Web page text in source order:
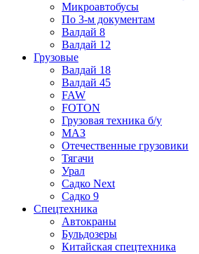
Микроавтобусы
По 3-м документам
Валдай 8
Валдай 12
Грузовые
Валдай 18
Валдай 45
FAW
FOTON
Грузовая техника б/у
МАЗ
Отечественные грузовики
Тягачи
Урал
Садко Next
Садко 9
Спецтехника
Автокраны
Бульдозеры
Китайская спецтехника